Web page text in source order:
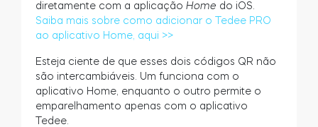
diretamente com a aplicação Home do iOS.
Saiba mais sobre como adicionar o Tedee PRO
ao aplicativo Home, aqui >>
Esteja ciente de que esses dois códigos QR não
são intercambiáveis. Um funciona com o
aplicativo Home, enquanto o outro permite o
emparelhamento apenas com o aplicativo
Tedee.